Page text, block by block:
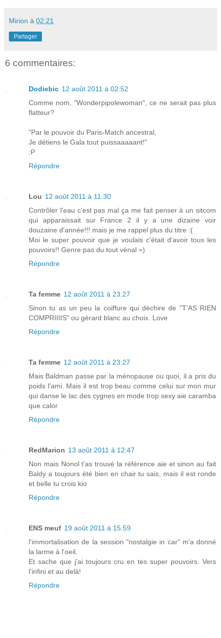
Mirion à 02:21
Partager
6 commentaires:
Dodiebic 12 août 2011 à 02:52
Comme nom, "Wonderpipolewoman", ce ne serait pas plus
flatteur?
"Par le pouvoir du Paris-Match ancestral,
Je détiens le Gala tout puissaaaaant!"
:P
Répondre
Lou 12 août 2011 à 11:30
Contrôler l'eau c'est pas mal ça me fait penser à un sitcom
qui apparaissait sur France 2 il y a une dizaine voir
douzaine d'année!!! mais je me rappel plus du titre :(
Moi le super pouvoir que je voulais c'était d'avoir tous les
pouvoirs!! Genre pas du tout vénal =)
Répondre
Ta femme 12 août 2011 à 23:27
Sinon tu as un peu la coiffure qui déchire de "T'AS RIEN
COMPRIIIIS" ou gérard blanc au choix. Love
Répondre
Ta femme 12 août 2011 à 23:27
Mais Baldman passe par la ménopause ou quoi, il a pris du
poids l'ami. Mais il est trop beau comme celui sur mon mur
qui danse le lac des cygnes en mode trop sexy aie caramba
que calor
Répondre
RedMarion 13 août 2011 à 12:47
Non mais Nonol t'as trouvé la référence aie et sinon au fait
Baldy a toujours été bien en chair tu sais, mais il est ronde
et belle tu crois kio
Répondre
ENS meuf 19 août 2011 à 15:59
l'immortalisation de la session "nostalgie in car" m'a donné
la larme à l'oeil.
Et sache que j'ai toujours cru en tes super pouvoirs. Vers
l'infini et au delà!
Répondre